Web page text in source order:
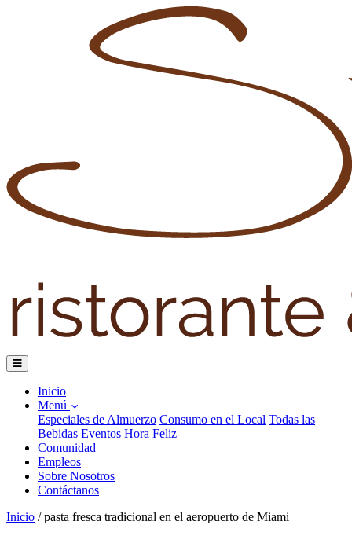
Inicio
Menú
Especiales de Almuerzo Consumo en el Local Todas las
Bebidas Eventos Hora Feliz
Comunidad
Empleos
Sobre Nosotros
Contáctanos
Inicio / pasta fresca tradicional en el aeropuerto de Miami